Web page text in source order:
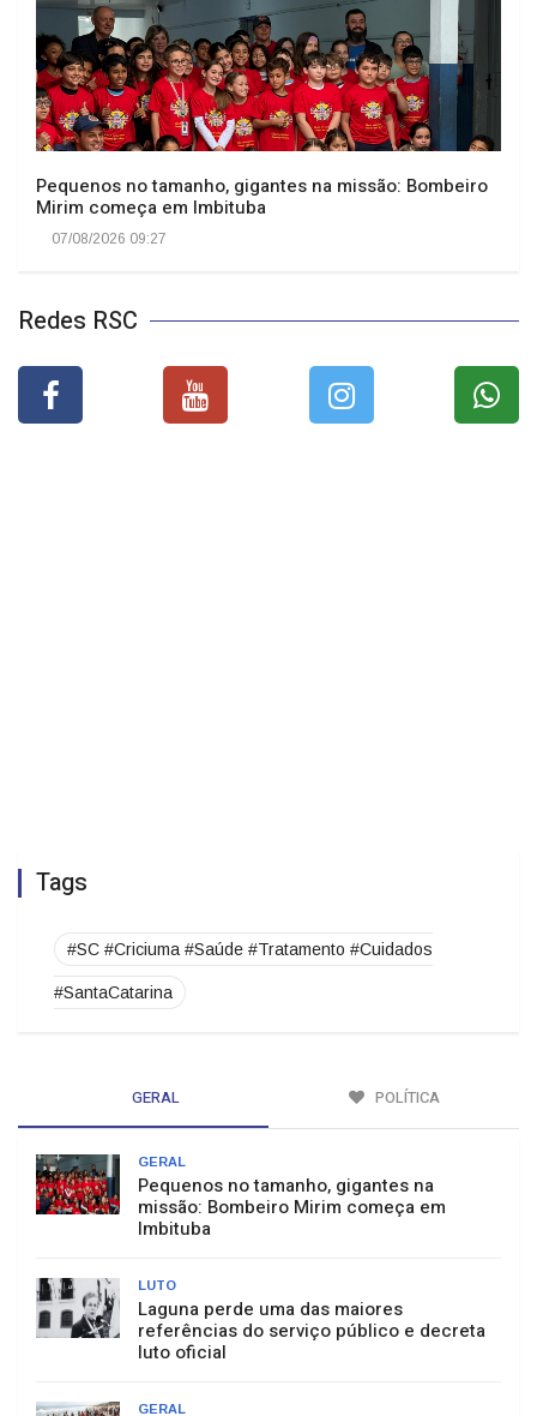
Pequenos no tamanho, gigantes na missão: Bombeiro
Mirim começa em Imbituba
07/08/2026 09:27
Redes RSC
Tags
#SC #Criciuma #Saúde #Tratamento #Cuidados
#SantaCatarina
GERAL POLÍTICA
GERAL
Pequenos no tamanho, gigantes na
missão: Bombeiro Mirim começa em
Imbituba
LUTO
Laguna perde uma das maiores
referências do serviço público e decreta
luto oficial
GERAL